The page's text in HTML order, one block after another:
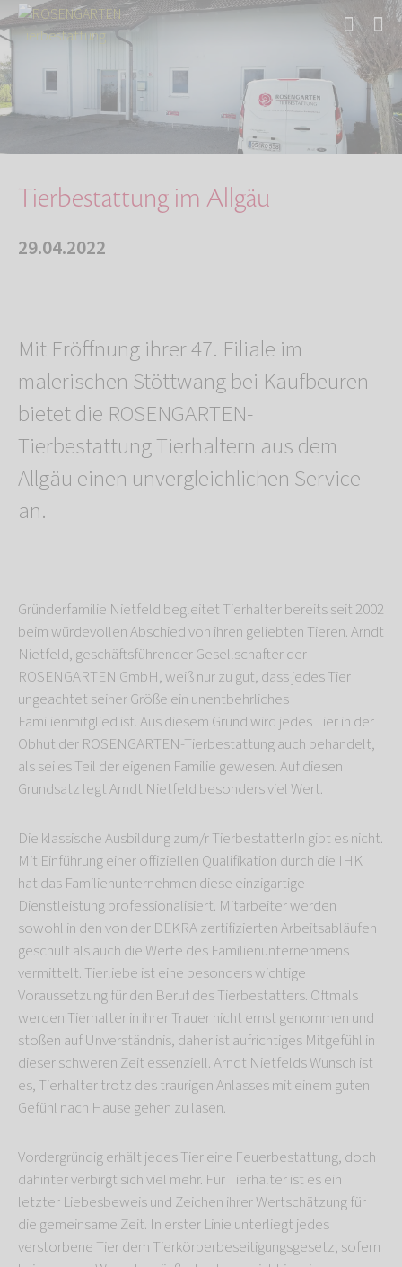
Über uns Tierbestattung im Allgäu
Tierbestattung im Allgäu
29.04.2022
Mit Eröffnung ihrer 47. Filiale im
malerischen Stöttwang bei Kaufbeuren
bietet die ROSENGARTEN-
Tierbestattung Tierhaltern aus dem
Allgäu einen unvergleichlichen Service
an.
Gründerfamilie Nietfeld begleitet Tierhalter bereits seit 2002
beim würdevollen Abschied von ihren geliebten Tieren. Arndt
Nietfeld, geschäftsführender Gesellschafter der
ROSENGARTEN GmbH, weiß nur zu gut, dass jedes Tier
ungeachtet seiner Größe ein unentbehrliches
Familienmitglied ist. Aus diesem Grund wird jedes Tier in der
Obhut der ROSENGARTEN-Tierbestattung auch behandelt,
als sei es Teil der eigenen Familie gewesen. Auf diesen
Grundsatz legt Arndt Nietfeld besonders viel Wert.
Die klassische Ausbildung zum/r TierbestatterIn gibt es nicht.
Mit Einführung einer offiziellen Qualifikation durch die IHK
hat das Familienunternehmen diese einzigartige
Dienstleistung professionalisiert. Mitarbeiter werden
sowohl in den von der DEKRA zertifizierten Arbeitsabläufen
geschult als auch die Werte des Familienunternehmens
vermittelt. Tierliebe ist eine besonders wichtige
Voraussetzung für den Beruf des Tierbestatters. Oftmals
werden Tierhalter in ihrer Trauer nicht ernst genommen und
stoßen auf Unverständnis, daher ist aufrichtiges Mitgefühl in
dieser schweren Zeit essenziell. Arndt Nietfelds Wunsch ist
es, Tierhalter trotz des traurigen Anlasses mit einem guten
Gefühl nach Hause gehen zu lasen.
Vordergründig erhält jedes Tier eine Feuerbestattung, doch
dahinter verbirgt sich viel mehr. Für Tierhalter ist es ein
letzter Liebesbeweis und Zeichen ihrer Wertschätzung für
die gemeinsame Zeit. In erster Linie unterliegt jedes
verstorbene Tier dem Tierkörperbeseitigungsgesetz, sofern